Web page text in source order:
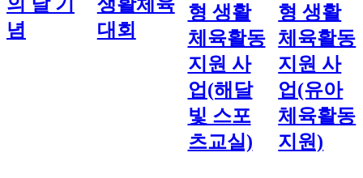
념
대회
형 생활
체육활동
지원 사
업(해달
빛 스포
츠교실)
형 생활
체육활동
지원 사
업(유아
체육활동
지원)